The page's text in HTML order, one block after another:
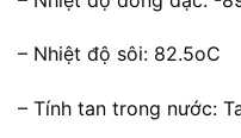
– Nhiệt độ sôi: 82.5oC
– Tính tan trong nước: